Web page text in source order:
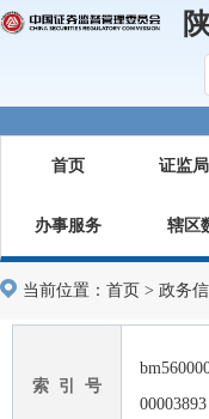
首页 证监
办事服务 辖区
当前位置： 首页 > 政务
索 引 号
00003893